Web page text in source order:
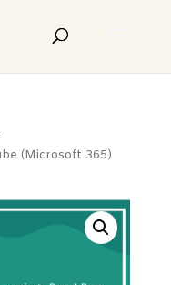
(Microsoft 365)